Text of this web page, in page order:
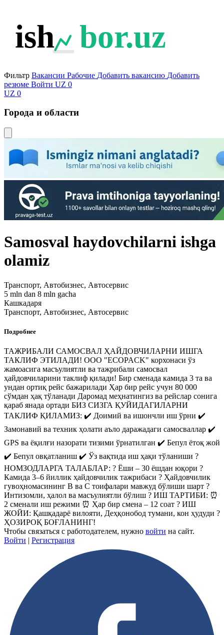
ish bor.uz
Фильтр Вакансии Рабочие Добавить вакансию Добавить
резюме Войти UZ 0
UZ 0
Города и области
Samosval haydovchilarni ishga
olamiz
Транспорт, Автобизнес, Автосервис
5 mln dan 8 mln gacha
Кашкадаря
Транспорт, Автобизнес, Автосервис
Подробнее
ТАЖРИБАЛИ САМОСВАЛ ҲАЙДОВЧИЛАРНИ ИШГА
ТАКЛИФ ЭТИЛАДИ! OOO "ECOPACK" корхонаси ўз
жамоасига масъулиятли ва тажрибали самосвал
ҳайдовчиларини таклиф қилади! Бир сменада камида 3 та ва
ундан ортиқ рейс бажарилади Ҳар бир рейс учун 80 000
сўмдан ҳақ тўланади Даромад меҳнатингиз ва рейслар сонига
қараб янада ортади БИЗ СИЗГА ҚУЙИДАГИЛАРНИ
ТАКЛИФ ҚИЛАМИЗ: ✔️ Доимий ва ишончли иш ўрни ✔️
Замонавий ва техник ҳолати аъло даражадаги самосваллар ✔️
GPS ва ёқилғи назорати тизими ўрнатилган ✔️ Бепул ётоқ жой
✔️ Бепул овқатланиш ✔️ Ўз вақтида иш ҳақи тўланиши ?
НОМЗОДЛАРГА ТАЛАБЛАР: ? Ёши – 30 ёшдан юқори ?
Камида 3–6 йиллик ҳайдовчилик тажрибаси ? Ҳайдовчилик
гувоҳномасининг B ва C тоифалари мавжуд бўлиши шарт ?
Интизомли, ҳалол ва масъулиятли бўлиш ? ИШ ТАРТИБИ: ⏰
2 сменали иш режими ⏰ Ҳар бир смена – 12 соат ? ИШ
ЖОЙИ: Қашқадарё вилояти, Деҳқонобод тумани, кон ҳудуди ?
ҲОЗИРОҚ БОҒЛАНИНГ!
Чтобы связаться с работодателем, нужно войти на сайт.
Войти | Регистрация